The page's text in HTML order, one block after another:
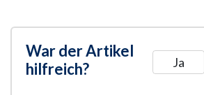
War der Artikel
hilfreich?
Ja